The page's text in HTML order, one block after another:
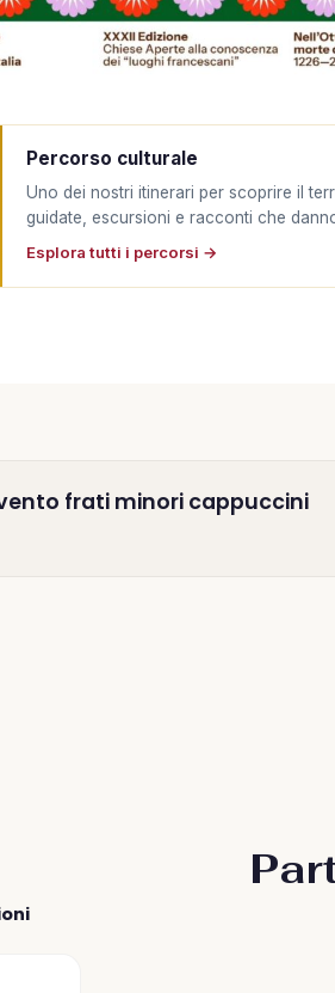
Percorso culturale
Uno dei nostri itinerari per scoprire il
guidate, escursioni e racconti che
Esplora tutti i percorsi →
frati minori cappuccini